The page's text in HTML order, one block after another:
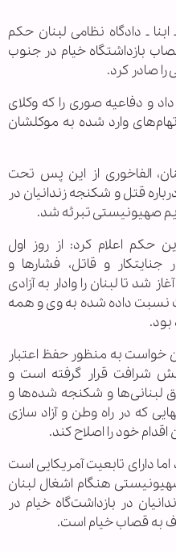
ـ دادگاه نظامی لبنان حکم
بازداشتگاه خیام در جنوب
صادر کرد.
داد و دفاعیه صوری را که وکلای
وارد شده به موکلشان
الفاخوری از این پس تحت
قتل و شکنجه زندانیان در
صهیونیستی تبرئه شد.
حکم اعلام کرد: از روز اول
و قاتل، فشارها و
شد تا لبنان را وادار به آزادی
نسبت داده شده به وی و همه
خواست به منظور حفظ اعتبار
شرافت قرار گرفته است و
لبنانی‌ها و شکنجه شده‌ها و
که در راه وطن و آزاد سازی
خود را اصلاح کند.
اما دارای تابعیت آمریکایی است
هنگام اشغال لبنان
در بازداشت‌گاه خیام در
به قصاب خیام است.